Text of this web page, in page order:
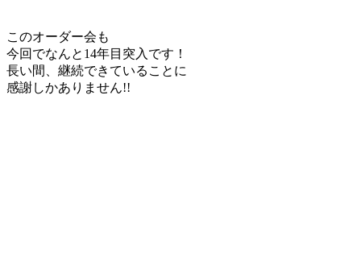
このオーダー会も
今回でなんと14年目突入です！
長い間、継続できていることに
感謝しかありません!!